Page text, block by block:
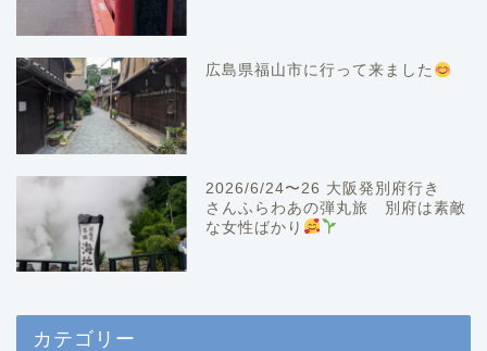
広島県福山市に行って来ました
2026/6/24〜26 大阪発別府行き
さんふらわあの弾丸旅 別府は素敵
な女性ばかり
カテゴリー